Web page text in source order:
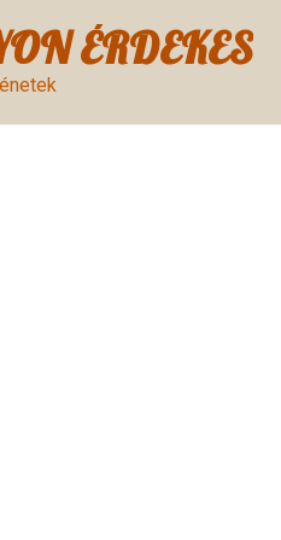
ÉRDEKES